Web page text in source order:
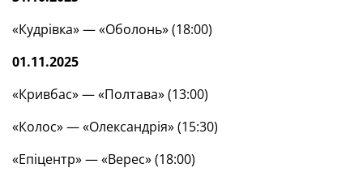
«Кудрівка» — «Оболонь» (18:00)
01.11.2025
«Кривбас» — «Полтава» (13:00)
«Колос» — «Олександрія» (15:30)
«Епіцентр» — «Верес» (18:00)